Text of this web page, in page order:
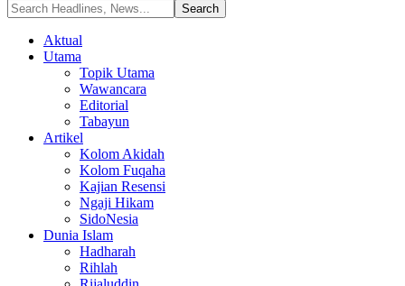
Aktual
Utama
Topik Utama
Wawancara
Editorial
Tabayun
Artikel
Kolom Akidah
Kolom Fuqaha
Kajian Resensi
Ngaji Hikam
SidoNesia
Dunia Islam
Hadharah
Rihlah